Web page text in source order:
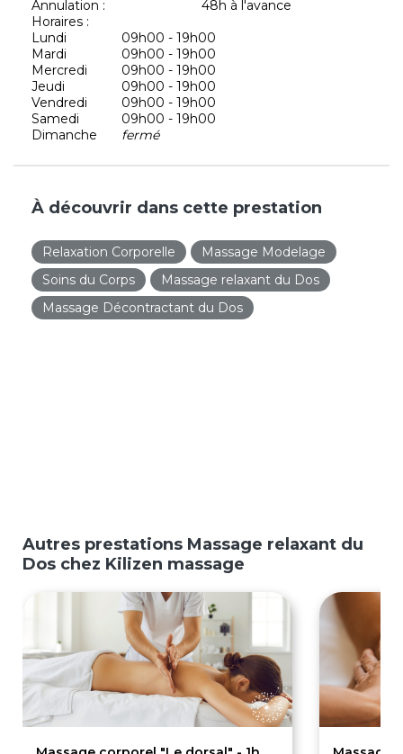
Annulation :
48h à l'avance
Horaires :
Lundi
09h00 - 19h00
Mardi
09h00 - 19h00
Mercredi
09h00 - 19h00
Jeudi
09h00 - 19h00
Vendredi
09h00 - 19h00
Samedi
09h00 - 19h00
Dimanche
fermé
À découvrir dans cette prestation
Relaxation Corporelle
Massage Modelage
Soins du Corps
Massage relaxant du Dos
Massage Décontractant du Dos
Autres prestations Massage relaxant du
Dos chez Kilizen massage